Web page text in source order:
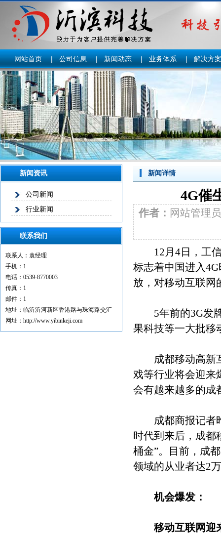
网站首页 | 公司信息 | 新闻动态 | 业务体系 | 解决方案
新闻资讯
公司新闻
行业新闻
联系我们
联系人：袁经理
手机：1
电话：0539-8770003
传真：1
邮件：1
地址：临沂沂河新区香港路与珠海路交汇
网址：http://www.yibinkeji.com
新闻详情
4G催
作者： 网站管
12月4日，工信
标志着中国进入
放，对移动互联网
5年前的3G发牌
果科技等一大批移
成都移动高新互
戏等行业将会迎来
会有越来越多的成
成都商报记者昨
时代到来后，成都
桶金”。目前，成
领域的从业者达2
机会爆发：
移动互联网迎